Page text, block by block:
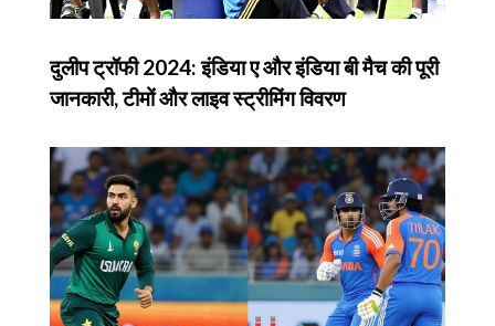
दुलीप ट्रॉफी 2024: इंडिया ए और इंडिया बी मैच की पूरी
जानकारी, टीमों और लाइव स्ट्रीमिंग विवरण